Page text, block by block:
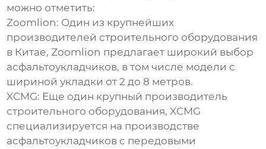
можно отметить:
Zoomlion: Один из крупнейших
производителей строительного оборудования
в Китае, Zoomlion предлагает широкий выбор
асфальтоукладчиков, в том числе модели с
шириной укладки от 2 до 8 метров.
XCMG: Еще один крупный производитель
строительного оборудования, XCMG
специализируется на производстве
асфальтоукладчиков с передовыми